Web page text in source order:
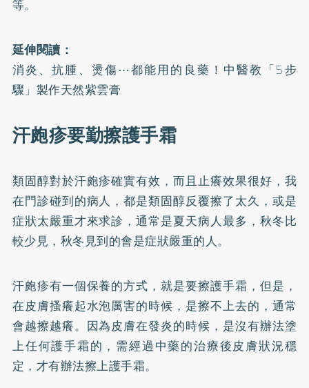
等。
延伸閱讀：
消炎、抗腫、燙傷⋯都能用的良藥！中醫教「5步
驟」製作天然紫雲膏
汗皰疹要勤擦護手霜
類固醇對於汗皰疹確實有效，而且止癢效果很好，我
在門診碰到的病人，都是類固醇反覆擦了太久，或是
症狀太嚴重才來求診，通常是夏天病人最多，秋冬比
較少見，秋冬見到的會是症狀嚴重的人。
汗皰疹有一個保養的方式，就是要擦護手霜，但是，
在皮膚搔癢起水泡厲害的時候，是擦不上去的，通常
會越擦越癢。因為皮膚在發炎的時候，是沒有辦法塗
上任何護手霜的，需經過中藥的治療後皮膚狀況穩
定，才有辦法擦上護手霜。